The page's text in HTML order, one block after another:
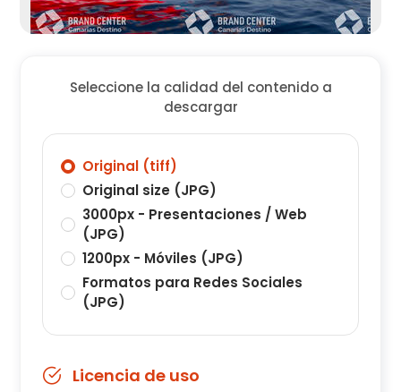
Seleccione la calidad del contenido a
descargar
Original (tiff)
Original size (JPG)
3000px - Presentaciones / Web
(JPG)
1200px - Móviles (JPG)
Formatos para Redes Sociales
(JPG)
Licencia de uso